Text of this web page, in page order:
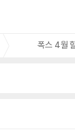
폭스 4월